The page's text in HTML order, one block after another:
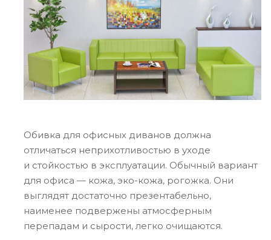
Обивка для офисных диванов должна
отличаться неприхотливостью в уходе
и стойкостью в эксплуатации. Обычный вариант
для офиса — кожа, эко-кожа, рогожка. Они
выглядят достаточно презентабельно,
наименее подвержены атмосферным
перепадам и сырости, легко очищаются.